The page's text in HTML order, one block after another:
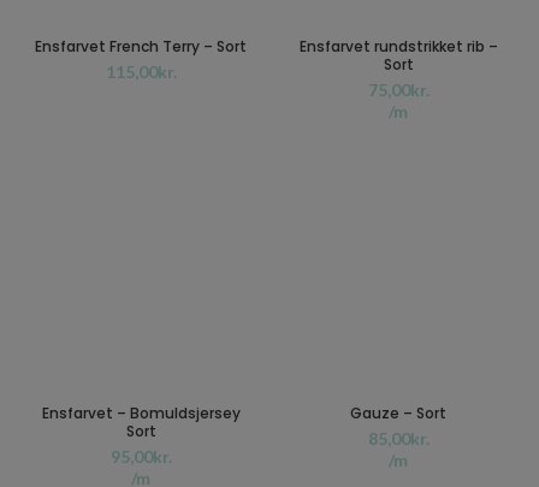
Ensfarvet French Terry – Sort
kr.
Ensfarvet rundstrikket rib –
Sort
kr.
Ensfarvet – Bomuldsjersey
Sort
kr.
Gauze – Sort
kr.